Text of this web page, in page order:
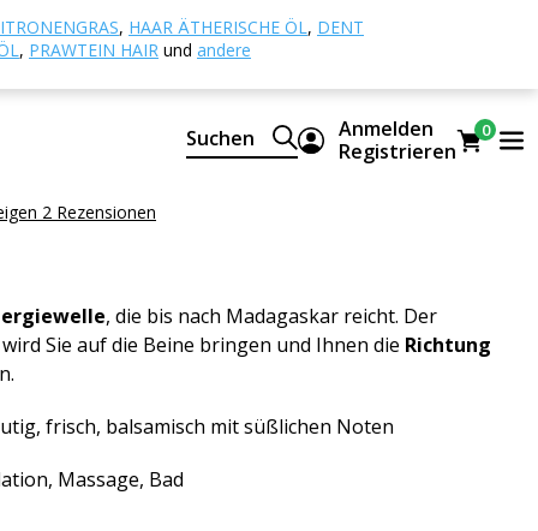
, HAAR ÄTHERISCHE ÖL, DENT
, PRAWTEIN HAIR und andere
Suchen
Anmelden
Registrieren
0
Öle Katrafay
CTEO® ätherisches Öl
2 Rezensionen
, die bis nach Madagaskar reicht. Der
Sie auf die Beine bringen und Ihnen die Richtung
frisch, balsamisch mit süßlichen Noten
Massage, Bad